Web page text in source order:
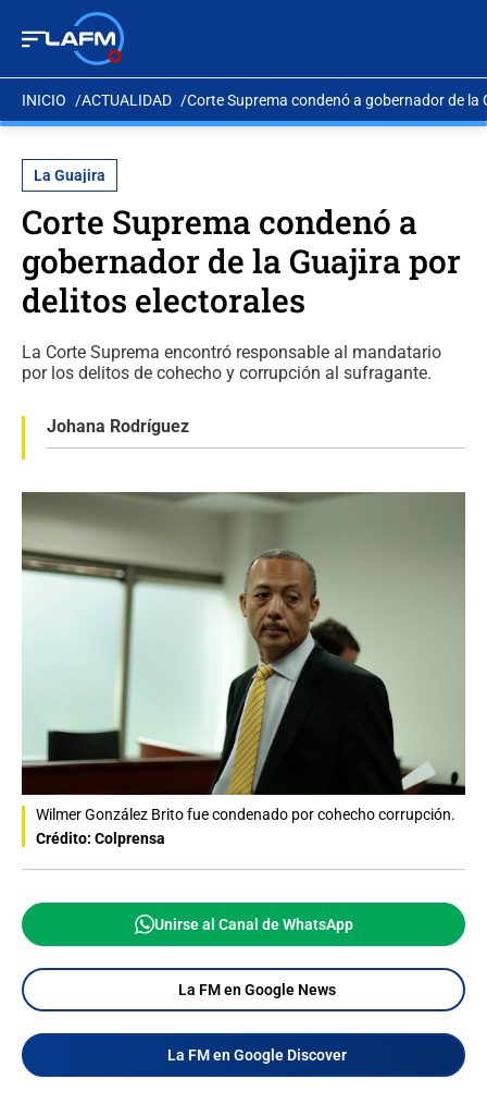
INICIO ACTUALIDAD Corte Suprema condenó a gobernador de
La Guajira
Corte Suprema condenó a
gobernador de la Guajira por
delitos electorales
La Corte Suprema encontró responsable al mandatario
por los delitos de cohecho y corrupción al sufragante.
Johana Rodríguez
Wilmer González Brito fue condenado por cohecho corrupción.
Crédito: Colprensa
Unirse al Canal de WhatsApp
La FM en Google News
La FM en Google Discover